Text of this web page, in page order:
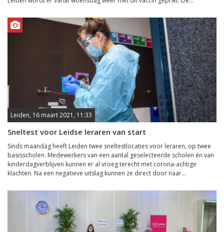
Leiden, 16 maart 2021, 11:33
Sneltest voor Leidse leraren van start
Sinds maandag heeft Leiden twee sneltestlocaties voor leraren, op twee
basisscholen. Medewerkers van een aantal geselecteerde scholen én van
kinderdagverblijven kunnen er al vroeg terecht met corona-achtige
klachten. Na een negatieve uitslag kunnen ze direct door naar...